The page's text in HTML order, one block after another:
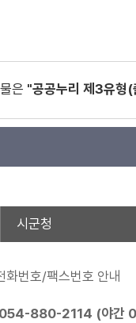
은 "공공누리 제3유형
시군청
화번호/팩스번호 안내
054-880-2114 (야간